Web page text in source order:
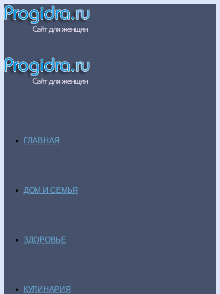
ГЛАВНАЯ
ДОМ И СЕМЬЯ
ЗДОРОВЬЕ
КУЛИНАРИЯ